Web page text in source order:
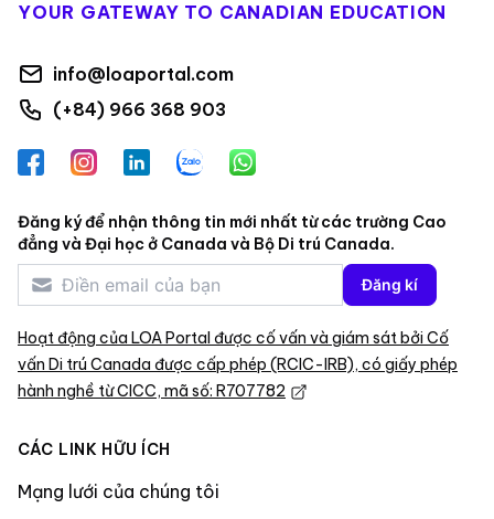
YOUR GATEWAY TO CANADIAN EDUCATION
info@loaportal.com
(+84) 966 368 903
FacebookInstagramLinkedInZalo WhatsApp
Đăng ký để nhận thông tin mới nhất từ các trường Cao
đẳng và Đại học ở Canada và Bộ Di trú Canada.
Đăng kí
Hoạt động của LOA Portal được cố vấn và giám sát bởi Cố
vấn Di trú Canada được cấp phép (RCIC-IRB), có giấy phép
hành nghề từ CICC, mã số: R707782
CÁC LINK HỮU ÍCH
Mạng lưới của chúng tôi